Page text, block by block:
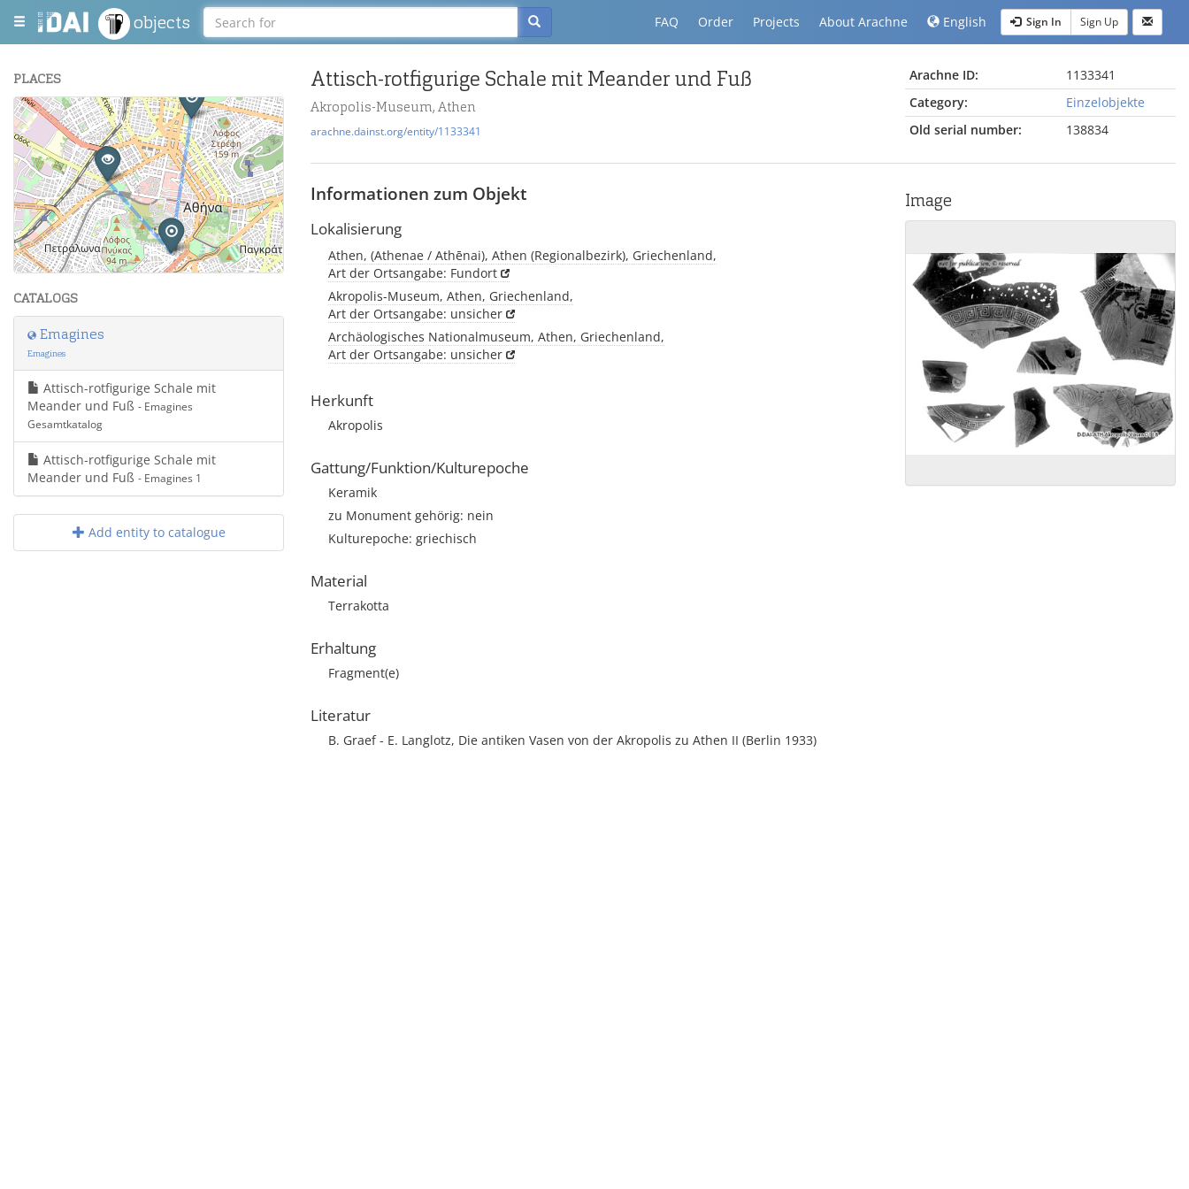
objects FAQ Order Projects About Arachne English Sign In Sign Up
PLACES
+
−
Leaflet| Maps and Data ©OpenStreetMap.
CATALOGS
Emagines
Emagines
Attisch-rotfigurige Schale mit
Meander und Fuß - Emagines
Gesamtkatalog
Attisch-rotfigurige Schale mit
Meander und Fuß - Emagines 1
Add entity to catalogue
Attisch-rotfigurige Schale mit Meander und Fuß
Akropolis-Museum, Athen
arachne.dainst.org/entity/1133341
Arachne ID:
1133341
Category:
Einzelobjekte
Old serial number:
138834
Informationen zum Objekt
Lokalisierung
Athen, (Athenae / Athēnai), Athen (Regionalbezirk), Griechenland,
Art der Ortsangabe: Fundort
Akropolis-Museum, Athen, Griechenland,
Art der Ortsangabe: unsicher
Archäologisches Nationalmuseum, Athen, Griechenland,
Art der Ortsangabe: unsicher
Herkunft
Akropolis
Gattung/Funktion/Kulturepoche
Keramik
zu Monument gehörig: nein
Kulturepoche: griechisch
Material
Terrakotta
Erhaltung
Fragment(e)
Literatur
B. Graef - E. Langlotz, Die antiken Vasen von der Akropolis zu Athen II (Berlin 1933)
Image